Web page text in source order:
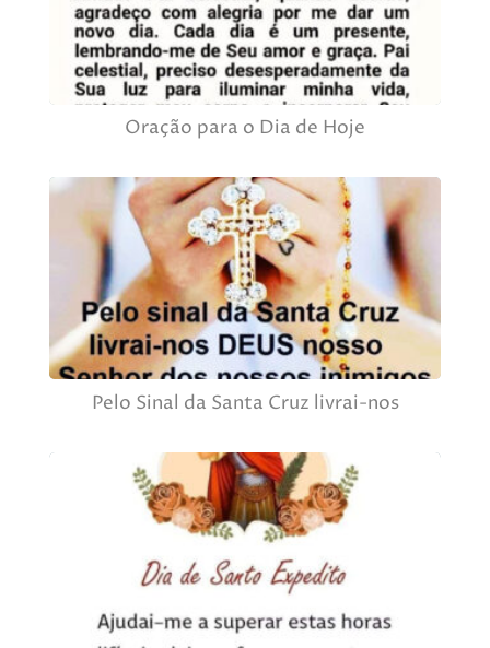
Oração para o Dia de Hoje
Pelo Sinal da Santa Cruz livrai-nos